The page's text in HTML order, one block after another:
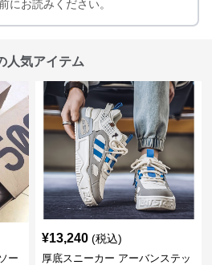
にお読みください。
人気アイテム
ー
¥13,240 (税込)
厚底スニーカー アーバンステッ